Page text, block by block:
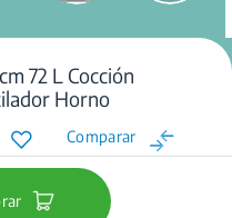
72 L Cocción
Horno
Comparar